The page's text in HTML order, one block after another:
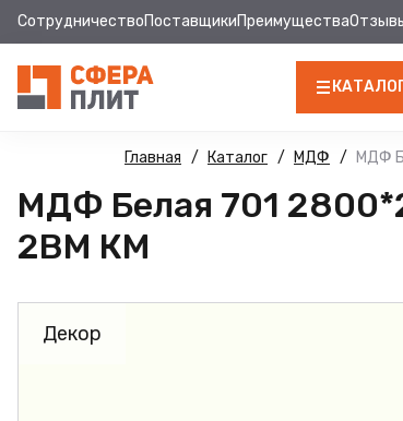
СотрудничествоПоставщикиПреимущества
ЛДСП
КРОМКА
МДФ
Главная Каталог МДФ МДФ
МДФ Белая 701
2BM КМ
Декор